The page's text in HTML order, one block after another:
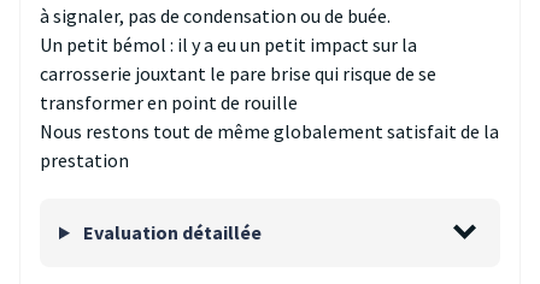
à signaler, pas de condensation ou de buée.
Un petit bémol : il y a eu un petit impact sur la
carrosserie jouxtant le pare brise qui risque de se
transformer en point de rouille
Nous restons tout de même globalement satisfait de la
prestation
Evaluation détaillée